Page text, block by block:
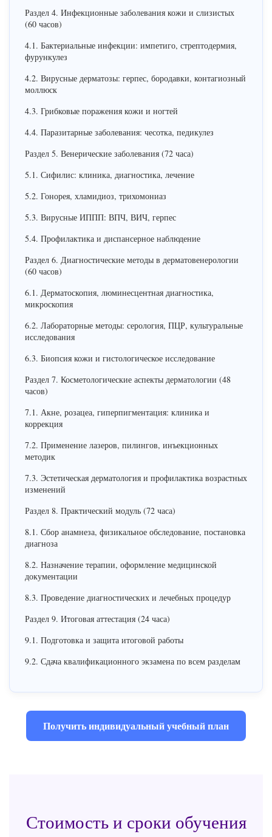
Раздел 4. Инфекционные заболевания кожи и слизистых
(60 часов)
4.1. Бактериальные инфекции: импетиго, стрептодермия,
фурункулез
4.2. Вирусные дерматозы: герпес, бородавки, контагиозный
моллюск
4.3. Грибковые поражения кожи и ногтей
4.4. Паразитарные заболевания: чесотка, педикулез
Раздел 5. Венерические заболевания (72 часа)
5.1. Сифилис: клиника, диагностика, лечение
5.2. Гонорея, хламидиоз, трихомониаз
5.3. Вирусные ИППП: ВПЧ, ВИЧ, герпес
5.4. Профилактика и диспансерное наблюдение
Раздел 6. Диагностические методы в дерматовенерологии
(60 часов)
6.1. Дерматоскопия, люминесцентная диагностика,
микроскопия
6.2. Лабораторные методы: серология, ПЦР, культуральные
исследования
6.3. Биопсия кожи и гистологическое исследование
Раздел 7. Косметологические аспекты дерматологии (48
часов)
7.1. Акне, розацеа, гиперпигментация: клиника и
коррекция
7.2. Применение лазеров, пилингов, инъекционных
методик
7.3. Эстетическая дерматология и профилактика возрастных
изменений
Раздел 8. Практический модуль (72 часа)
8.1. Сбор анамнеза, физикальное обследование, постановка
диагноза
8.2. Назначение терапии, оформление медицинской
документации
8.3. Проведение диагностических и лечебных процедур
Раздел 9. Итоговая аттестация (24 часа)
9.1. Подготовка и защита итоговой работы
9.2. Сдача квалификационного экзамена по всем разделам
Получить индивидуальный учебный план
Стоимость и сроки обучения